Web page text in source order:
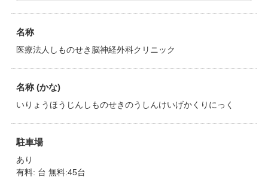
名称
医療法人しものせき脳神経外科クリニック
名称 (かな)
いりょうほうじんしものせきのうしんけいげかくりにっく
駐車場
あり
有料: 台 無料:45台